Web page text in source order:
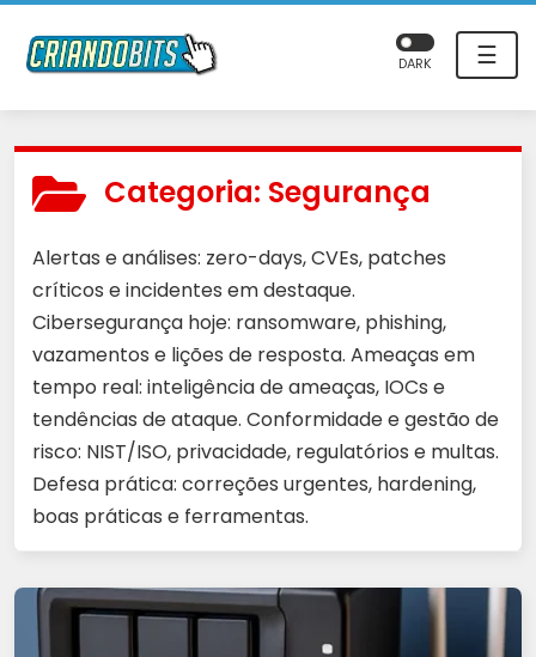
☰
DARK
Categoria: Segurança
Alertas e análises: zero-days, CVEs, patches
críticos e incidentes em destaque.
Cibersegurança hoje: ransomware, phishing,
vazamentos e lições de resposta. Ameaças em
tempo real: inteligência de ameaças, IOCs e
tendências de ataque. Conformidade e gestão de
risco: NIST/ISO, privacidade, regulatórios e multas.
Defesa prática: correções urgentes, hardening,
boas práticas e ferramentas.